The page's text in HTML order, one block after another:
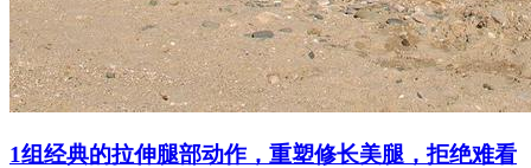
1组经典的拉伸腿部动作，重塑修长美腿，拒绝难看